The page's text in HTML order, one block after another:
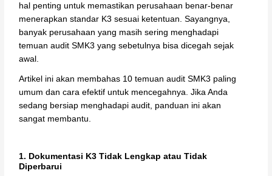
hal penting untuk memastikan perusahaan benar-benar
menerapkan standar K3 sesuai ketentuan. Sayangnya,
banyak perusahaan yang masih sering menghadapi
temuan audit SMK3 yang sebetulnya bisa dicegah sejak
awal.
Artikel ini akan membahas 10 temuan audit SMK3 paling
umum dan cara efektif untuk mencegahnya. Jika Anda
sedang bersiap menghadapi audit, panduan ini akan
sangat membantu.
1. Dokumentasi K3 Tidak Lengkap atau Tidak
Diperbarui